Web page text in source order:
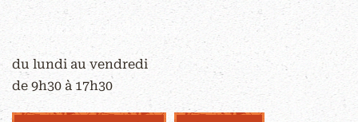
HORAIRES D'OUVERTURE
du lundi au vendredi
de 9h30 à 17h30